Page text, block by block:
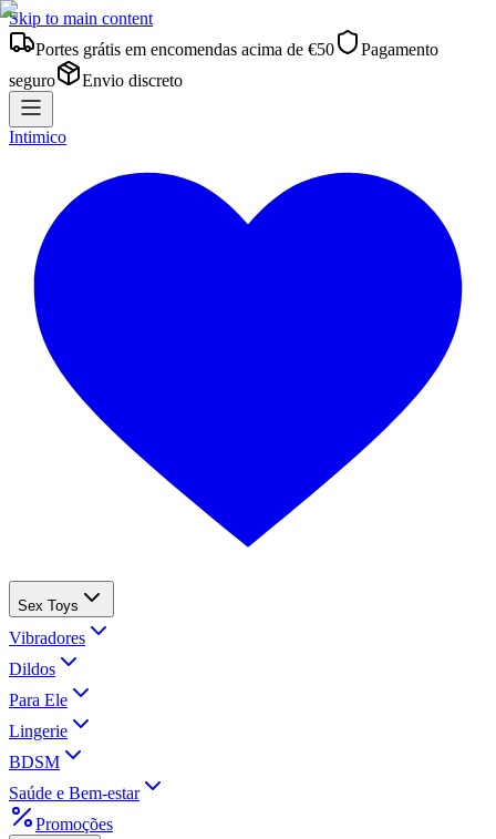
Skip to main content
Portes grátis em encomendas acima de €50
Pagamento
seguro
Envio discreto
Intimico
Sex Toys
Vibradores
Dildos
Para Ele
Lingerie
BDSM
Saúde e Bem-estar
Promoções